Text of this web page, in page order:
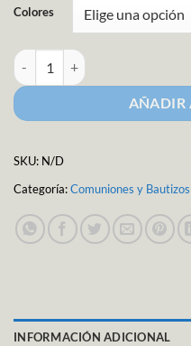
Colores
Pick Burbuja Girl cantidad
AÑADIR
SKU: N/D
Categoría:Comuniones y Bautizos
INFORMACIÓN ADICIONAL